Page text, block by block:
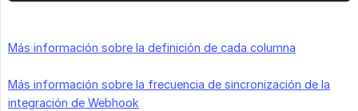
Más información sobre la definición de cada columna
Más información sobre la frecuencia de sincronización de la
integración de Webhook